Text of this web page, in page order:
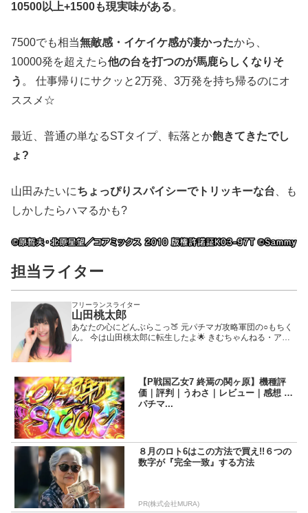
10500以上+1500も現実味がある。
7500でも相当無敵感・イケイケ感が凄かったから、
10000発を超えたら他の台を打つのが馬鹿らしくなりそ
う 。 仕事帰りにサクッと2万発、3万発を持ち帰るのにオ
ススメ☆
最近、普通の単なるSTタイプ、転落とか飽きてきたでし
ょ?
山田みたいにちょっぴりスパイシーでトリッキーな台 、も
しかしたらハマるかも?
担当ライター
フリーランスライター
山田桃太郎
あなたの心にどんぶらこっ🍑 元パチマガ攻略軍団の○もちく
ん。 今は山田桃太郎に転生したよ🌟 きむちゃんねる・アイ
【P戦国乙女7 終焉の関ヶ原】機種評
価｜評判｜うわさ｜レビュー｜感想 |
パチマ...
８月のロト6はこの方法で買え!!６つの
数字が『完全一致』する方法
PR(株式会社MURA)